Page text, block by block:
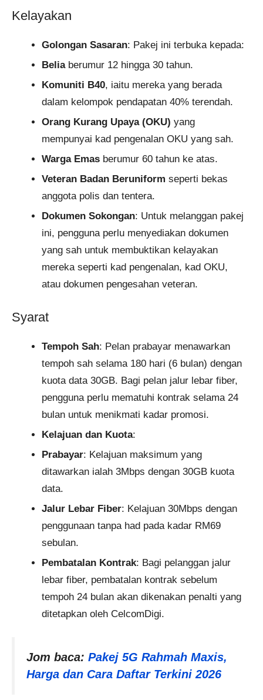
Kelayakan
Golongan Sasaran: Pakej ini terbuka kepada:
Beliaberumur 12 hingga 30 tahun.
Komuniti B40, iaitu mereka yang berada
dalam kelompok pendapatan 40% terendah.
Orang Kurang Upaya (OKU) yang
mempunyai kad pengenalan OKU yang sah.
Warga Emas berumur 60 tahun ke atas.
Veteran Badan Beruniform seperti bekas
anggota polis dan tentera.
Dokumen Sokongan: Untuk melanggan pakej
ini, pengguna perlu menyediakan dokumen
yang sah untuk membuktikan kelayakan
mereka seperti kad pengenalan, kad OKU,
atau dokumen pengesahan veteran.
Syarat
Tempoh Sah: Pelan prabayar menawarkan
tempoh sah selama 180 hari (6 bulan) dengan
kuota data 30GB. Bagi pelan jalur lebar fiber,
pengguna perlu mematuhi kontrak selama 24
bulan untuk menikmati kadar promosi.
Kelajuan dan Kuota:
Prabayar: Kelajuan maksimum yang
ditawarkan ialah 3Mbps dengan 30GB kuota
data.
Jalur Lebar Fiber: Kelajuan 30Mbps dengan
penggunaan tanpa had pada kadar RM69
sebulan.
Pembatalan Kontrak: Bagi pelanggan jalur
lebar fiber, pembatalan kontrak sebelum
tempoh 24 bulan akan dikenakan penalti yang
ditetapkan oleh CelcomDigi.
Jom baca: Pakej 5G Rahmah Maxis,
Harga dan Cara Daftar Terkini 2026